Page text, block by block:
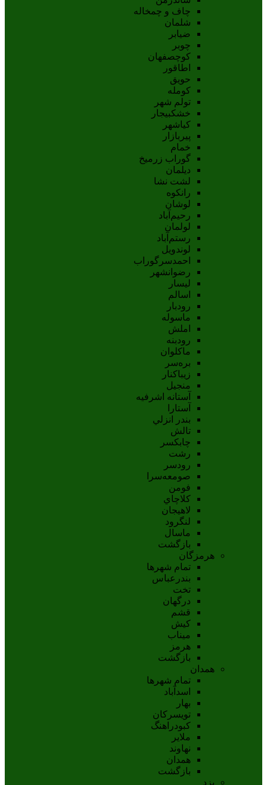
چاف و چمخاله
شلمان
ضیابر
چوبر
کوچصفهان
اطاقور
حویق
کومله
تولم شهر
خشکبیجار
کیاشهر
پیربازار
خمام
گوراب زرمیخ
دیلمان
لشت نشا
رانکوه
لوشان
رحیم‌آباد
لولمان
رستم‌آباد
لوندویل
احمدسرگوراب
رضوانشهر
لیسار
اسالم
رودبار
ماسوله
املش
رودبنه
ماکلوان
بره‌سر
زیباکنار
منجیل
آستانه اشرفيه
آستارا
بندر انزلي
تالش
چابکسر
رشت
رودسر
صومعه‌سرا
فومن
کلاچاي
لاهيجان
لنگرود
ماسال
بازگشت
هرمزگان
تمام شهر‌ها
بندرعباس
تخت
درگهان
قشم
کيش
ميناب
هرمز
بازگشت
همدان
تمام شهر‌ها
اسدآباد
بهار
تويسرکان
کبودراهنگ
ملاير
نهاوند
همدان
بازگشت
یزد